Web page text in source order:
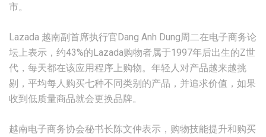
市。
Lazada 越南副首席执行官Dang Anh Dung周二在电子商务论
坛上表示，约43%的Lazada购物者属于1997年后出生的Z世
代，每天都在该应用程序上购物。年轻人对产品越来越挑
剔，平均每人购买七种不同类别的产品，并追求价值，如果
收到低质量商品就会更换品牌。
越南电子商务协会秘书长陈文仲表示，购物技能提升和购买